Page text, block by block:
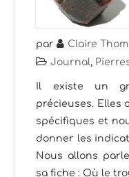
par Claire
Journal,
Il existe un
précieuses. Elles
spécifiques et
donner les
Nous allons
sa fiche : Où le